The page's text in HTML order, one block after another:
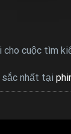
cuộc tìm
sắc nhất tại